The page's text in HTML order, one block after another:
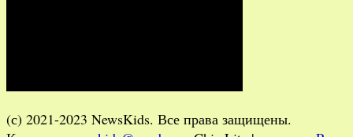
(с) 2021-2023 NewsKids. Все права защищены.